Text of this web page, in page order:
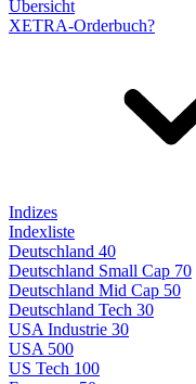
Übersicht
XETRA-Orderbuch?
Indizes
Indexliste
Deutschland 40
Deutschland Small Cap 70
Deutschland Mid Cap 50
Deutschland Tech 30
USA Industrie 30
USA 500
US Tech 100